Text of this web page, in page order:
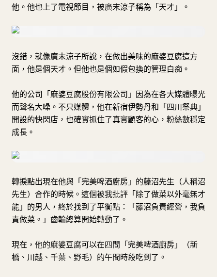
他。他也上了電視節目，被廣末涼子稱為「天才」。
沒錯，就像廣末涼子所說，在做出美味的麻婆豆腐這方
面，他是個天才。但他也是個如假包換的管理白痴。
他的公司「麻婆豆腐股份有限公司」因為在各大媒體曝光
而聲名大噪。不只媒體，他在新宿伊勢丹和「四川祭典」
開設的快閃店，也確實抓住了真實顧客的心，粉絲數穩定
成長。
轉捩點出現在他與「完美啤酒廚房」的藤沼先生（人稱沼
先生）合作的時候。這個被我批評「除了做菜以外毫無才
能」的男人，終於找到了平衡點：「藤沼負責經營，我負
責做菜。」齒輪總算開始轉動了。
現在，他的麻婆豆腐可以在四間「完美啤酒廚房」（新
橋、川越、千葉、野毛）的午間時段吃到了。